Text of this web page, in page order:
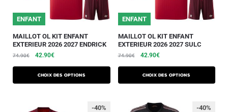
ENFANT
MAILLOT OL KIT ENFANT
EXTERIEUR 2026 2027 ENDRICK
74.90€ 42.90€
Choix des options
ENFANT
MAILLOT OL KIT ENFANT
EXTERIEUR 2026 2027 SULC
74.90€ 42.90€
Choix des options
-40% -40%